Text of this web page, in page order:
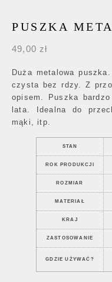
PUSZKA
49,00 zł
Duża metalowa
czysta bez rdzy. Z
opisem. Puszka
lata. Idealna do
mąki, itp.
STAN
ROK PRODUKCJI
ROZMIAR
MATERIAŁ
KRAJ
ZASTOSOWANIE
GDZIE UŻYWAĆ?